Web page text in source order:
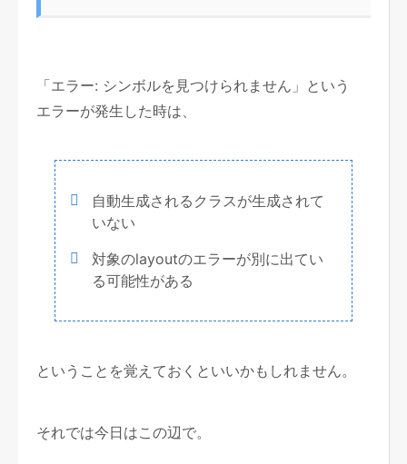
「エラー: シンボルを見つけられません」という
エラーが発生した時は、
自動生成されるクラスが生成されて
いない
対象のlayoutのエラーが別に出てい
る可能性がある
ということを覚えておくといいかもしれません。
それでは今日はこの辺で。